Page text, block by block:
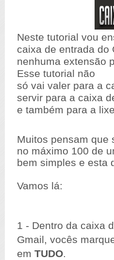
Neste tutorial vou
caixa de entrada do
nenhuma extensão
Esse tutorial não
só vai valer para a
servir para a caixa
e também para a
Muitos pensam que
no máximo 100 de
bem simples e esta
Vamos lá:
1 - Dentro da caixa
Gmail, vocês
em TUDO.